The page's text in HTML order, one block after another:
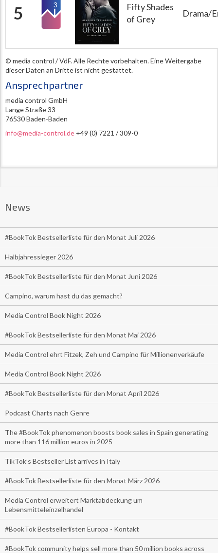
5 3
Fifty Shades
of Grey
Drama/
© media control / VdF. Alle Rechte vorbehalten. Eine Weitergabe
dieser Daten an Dritte ist nicht gestattet.
Ansprechpartner
media control GmbH
Lange Straße 33
76530 Baden-Baden
info@media-control.de +49 (0) 7221 / 309-0
News
#BookTok Bestsellerliste für den Monat Juli 2026
Halbjahressieger 2026
#BookTok Bestsellerliste für den Monat Juni 2026
Campino, warum hast du das gemacht?
Media Control Book Night 2026
#BookTok Bestsellerliste für den Monat Mai 2026
Media Control ehrt Fitzek, Zeh und Campino für Millionenverkäufe
Media Control Book Night 2026
#BookTok Bestsellerliste für den Monat April 2026
Podcast Charts nach Genre
The #BookTok phenomenon boosts book sales in Spain generating
more than 116 million euros in 2025
TikTok’s Bestseller List arrives in Italy
#BookTok Bestsellerliste für den Monat März 2026
Media Control erweitert Marktabdeckung um
Lebensmitteleinzelhandel
#BookTok Bestsellerlisten Europa - Kontakt
#BookTok community helps sell more than 50 million books across